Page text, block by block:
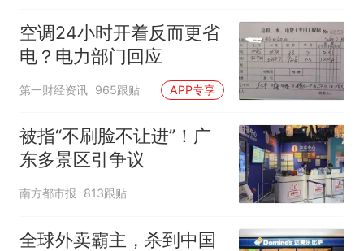
空调24小时开着反而更省
电？电力部门回应
第一财经资讯 965跟贴 APP专享
被指“不刷脸不让进”！广
东多景区引争议
南方都市报 813跟贴
全球外卖霸主，杀到中国